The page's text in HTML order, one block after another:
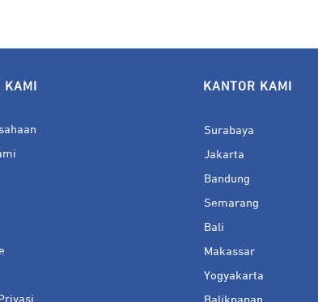
KAMI KANTOR KAMI
Surabaya
Jakarta
Bandung
Semarang
Bali
Makassar
Yogyakarta